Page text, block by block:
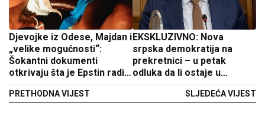
Djevojke iz Odese, Majdan i
„velike mogućnosti“:
Šokantni dokumenti
otkrivaju šta je Epstin radio
u Ukrajini
PRETHODNA VIJEST
EKSKLUZIVNO: Nova
srpska demokratija na
prekretnici – u petak
odluka da li ostaje u
izvršnoj vlasti
SLJEDEĆA VIJEST